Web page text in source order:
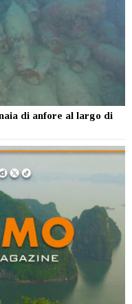
di anfore al largo di